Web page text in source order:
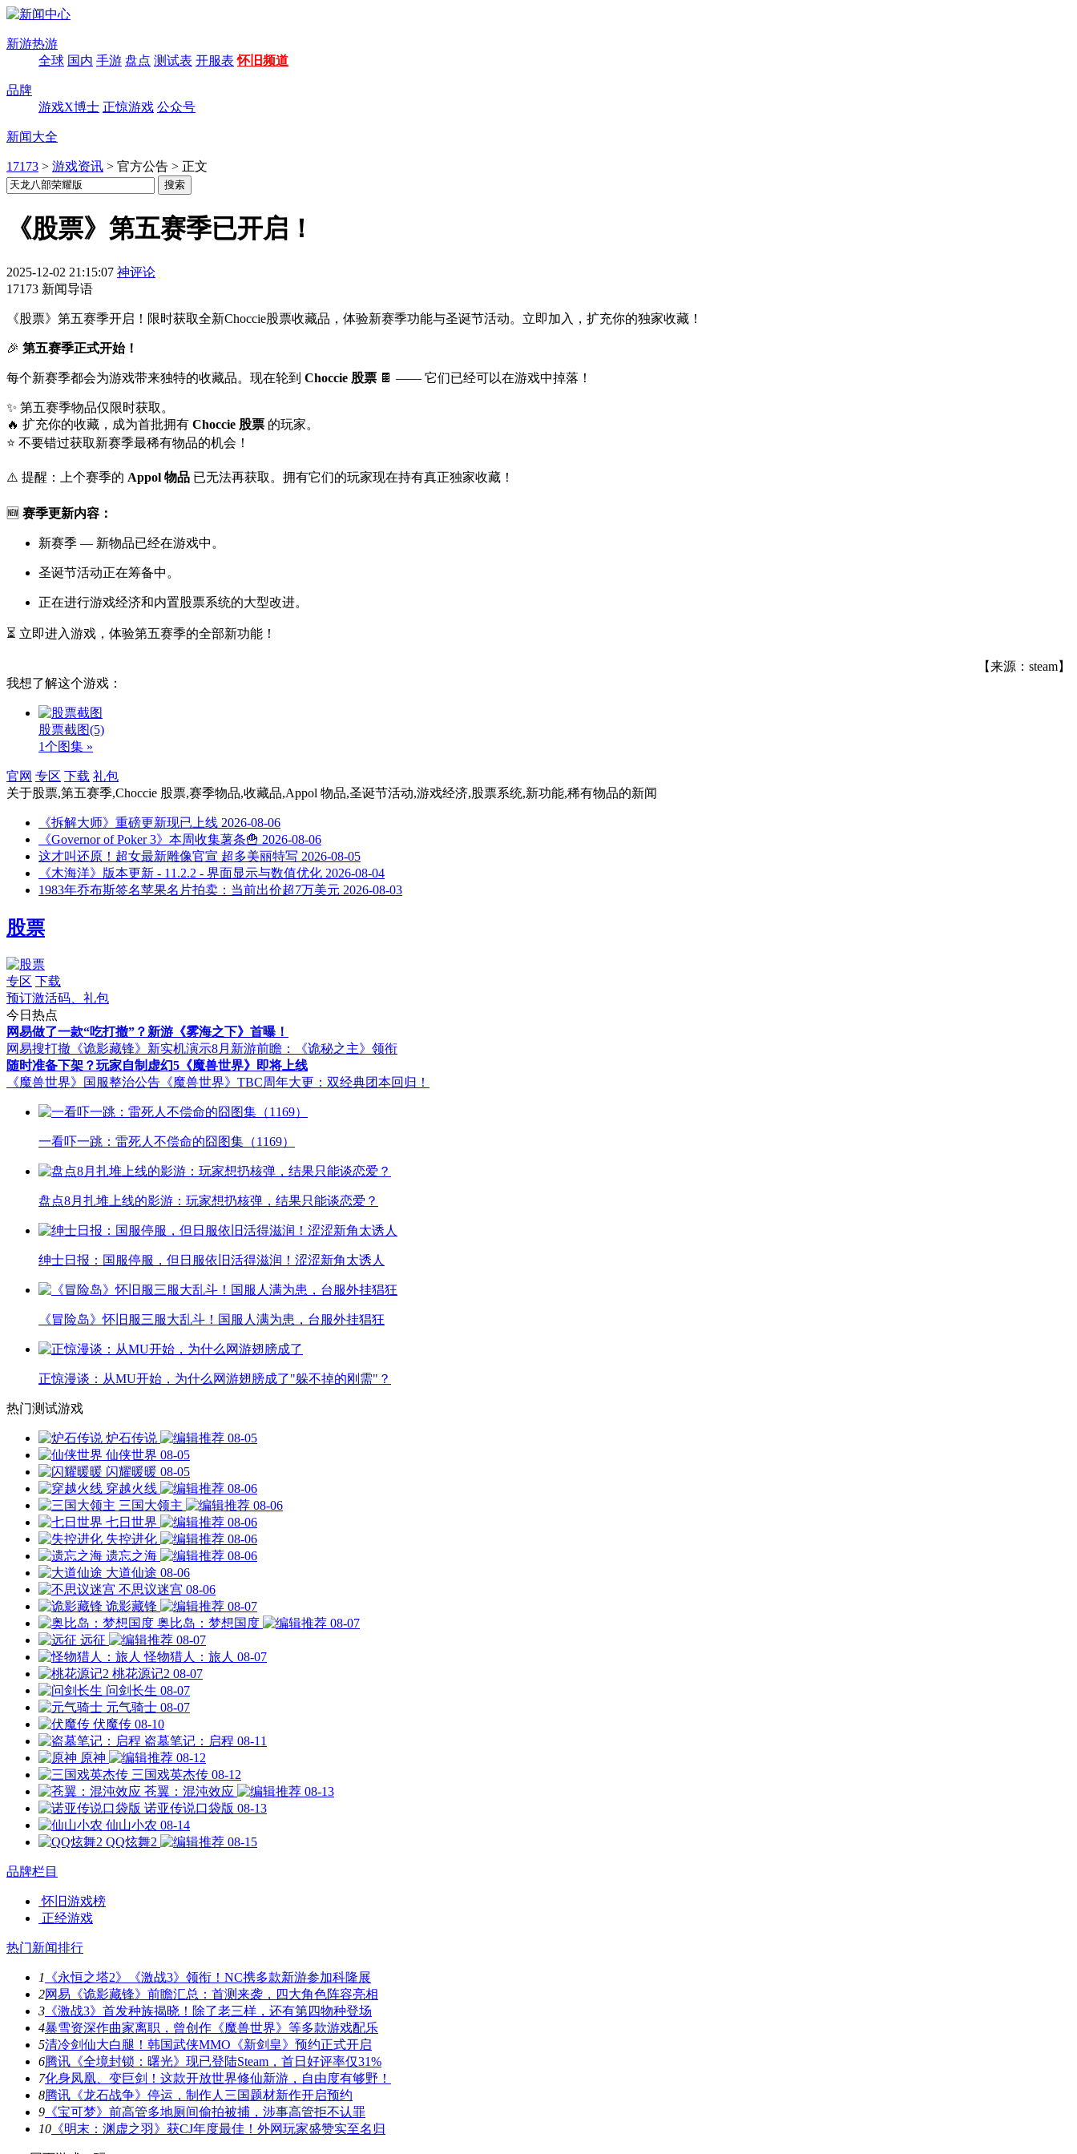
新游热游
全球 国内 手游 盘点 测试表 开服表 怀旧频道
品牌
游戏X博士 正惊游戏 公众号
新闻大全
17173 > 游戏资讯 > 官方公告 > 正文
《股票》第五赛季已开启！
2025-12-02 21:15:07 神评论
17173 新闻导语
《股票》第五赛季开启！限时获取全新Choccie股票收藏品，体验新赛季功能与圣诞节活动。立即加入，扩充你的独家收藏！
🎉 第五赛季正式开始！
每个新赛季都会为游戏带来独特的收藏品。现在轮到 Choccie 股票 🍫 —— 它们已经可以在游戏中掉落！
✨ 第五赛季物品仅限时获取。
🔥 扩充你的收藏，成为首批拥有 Choccie 股票 的玩家。
⭐ 不要错过获取新赛季最稀有物品的机会！
⚠️ 提醒：上个赛季的 Appol 物品 已无法再获取。拥有它们的玩家现在持有真正独家收藏！
🆕 赛季更新内容：
新赛季 — 新物品已经在游戏中。
圣诞节活动正在筹备中。
正在进行游戏经济和内置股票系统的大型改进。
⏳ 立即进入游戏，体验第五赛季的全部新功能！
【来源：steam】
我想了解这个游戏：
股票截图(5)
1个图集 »
官网 专区 下载 礼包
关于股票,第五赛季,Choccie 股票,赛季物品,收藏品,Appol 物品,圣诞节活动,游戏经济,股票系统,新功能,稀有物品的新闻
《拆解大师》重磅更新现已上线 2026-08-06
《Governor of Poker 3》本周收集薯条🍟 2026-08-06
这才叫还原！超女最新雕像官宣 超多美丽特写 2026-08-05
《木海洋》版本更新 - 11.2.2 - 界面显示与数值优化 2026-08-04
1983年乔布斯签名苹果名片拍卖：当前出价超7万美元 2026-08-03
股票
专区 下载
预订激活码、礼包
今日热点
网易做了一款“吃打撤”？新游《雾海之下》首曝！
网易搜打撤《诡影藏锋》新实机演示8月新游前瞻：《诡秘之主》领衔
随时准备下架？玩家自制虚幻5《魔兽世界》即将上线
《魔兽世界》国服整治公告 《魔兽世界》TBC周年大更：双经典团本回归！
一看吓一跳：雷死人不偿命的囧图集（1169）
盘点8月扎堆上线的影游：玩家想扔核弹，结果只能谈恋爱？
绅士日报：国服停服，但日服依旧活得滋润！涩涩新角太诱人
《冒险岛》怀旧服三服大乱斗！国服人满为患，台服外挂猖狂
正惊漫谈：从MU开始，为什么网游翅膀成了"躲不掉的刚需"？
热门测试游戏
炉石传说
08-05
仙侠世界 08-05
闪耀暖暖 08-05
穿越火线
08-06
三国大领主
08-06
七日世界
08-06
失控进化
08-06
遗忘之海
08-06
大道仙途 08-06
不思议迷宫 08-06
诡影藏锋
08-07
奥比岛：梦想国度
08-07
远征
08-07
怪物猎人：旅人 08-07
桃花源记2 08-07
问剑长生 08-07
元气骑士 08-07
伏魔传 08-10
盗墓笔记：启程 08-11
原神
08-12
三国戏英杰传 08-12
苍翼：混沌效应
08-13
诺亚传说口袋版 08-13
仙山小农 08-14
QQ炫舞2
08-15
品牌栏目
怀旧游戏榜
正经游戏
热门新闻排行
1
《永恒之塔2》《激战3》领衔！NC携多款新游参加科隆展
2网易《诡影藏锋》前瞻汇总：首测来袭，四大角色阵容亮相
3 《激战3》首发种族揭晓！除了老三样，还有第四物种登场
4暴雪资深作曲家离职，曾创作《魔兽世界》等多款游戏配乐
5清冷剑仙大白腿！韩国武侠MMO《新剑皇》预约正式开启
6腾讯《全境封锁：曙光》现已登陆Steam，首日好评率仅31%
7化身凤凰、变巨剑！这款开放世界修仙新游，自由度有够野！
8腾讯《龙石战争》停运，制作人三国题材新作开启预约
9 《宝可梦》前高管多地厕间偷拍被捕，涉事高管拒不认罪
10 《明末：渊虚之羽》获CJ年度最佳！外网玩家盛赞实至名归